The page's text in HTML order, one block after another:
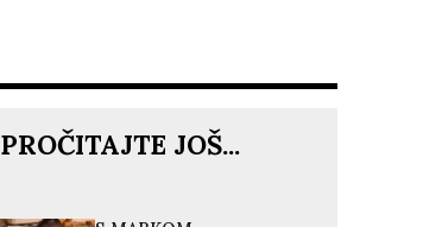
PROČITAJTE JOŠ...